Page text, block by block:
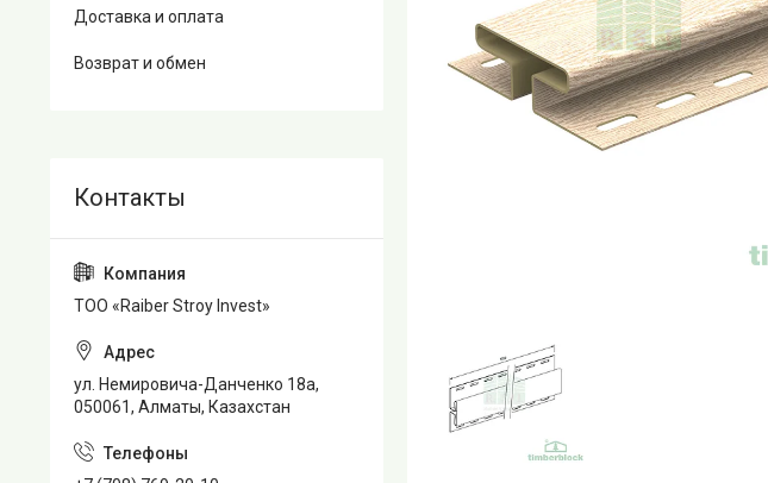
Доставка и оплата
Возврат и обмен
TOO «Raiber Stroy Invest»
ул. Немировича-Данченко 18а,
050061, Алматы, Казахстан